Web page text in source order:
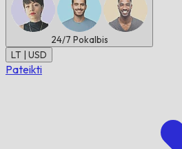
24/7 Pokalbis
LT | USD
Pateikti